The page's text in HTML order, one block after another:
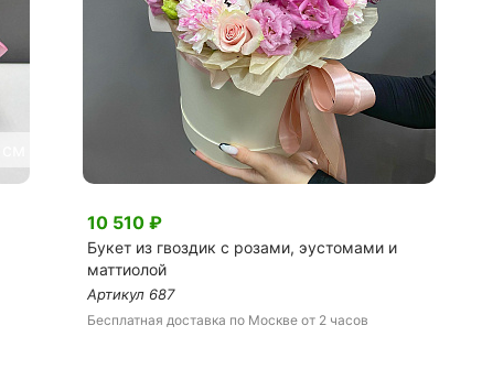
10 510₽
Букет из гвоздик с розами, эустомами и
маттиолой
Артикул687
Бесплатная доставка по Москвеот 2 часов